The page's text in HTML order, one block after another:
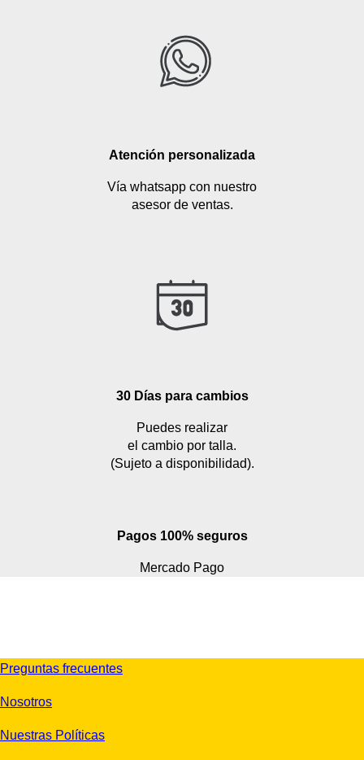
Atención personalizada
Vía whatsapp con nuestro
asesor de ventas.
30 Días para cambios
Puedes realizar
el cambio por talla.
(Sujeto a disponibilidad).
Pagos 100% seguros
Mercado Pago
Preguntas frecuentes
Nosotros
Nuestras Políticas